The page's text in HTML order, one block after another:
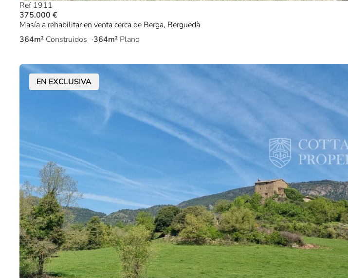
Ref 1911
375.000 €
Masía a rehabilitar en venta cerca de Berga, Berguedà
364m² Construidos 364m² Plano
EN EXCLUSIVA